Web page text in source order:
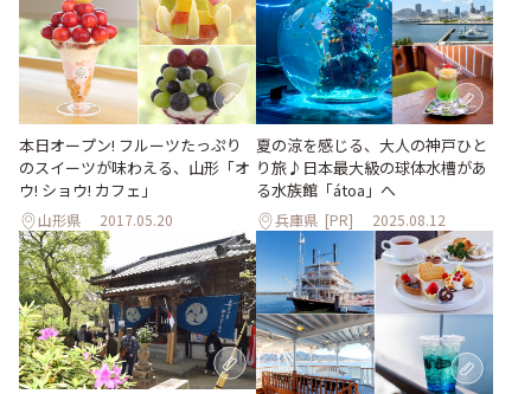
本日オープン! フルーツたっぷり
のスイーツが味わえる、山形「オ
ウ! ショウ! カフェ」
山形県 2017.05.20
夏の涼を感じる、大人の神戸ひと
り旅♪日本最大級の球体水槽があ
る水族館「átoa」へ
兵庫県 [PR] 2025.08.12